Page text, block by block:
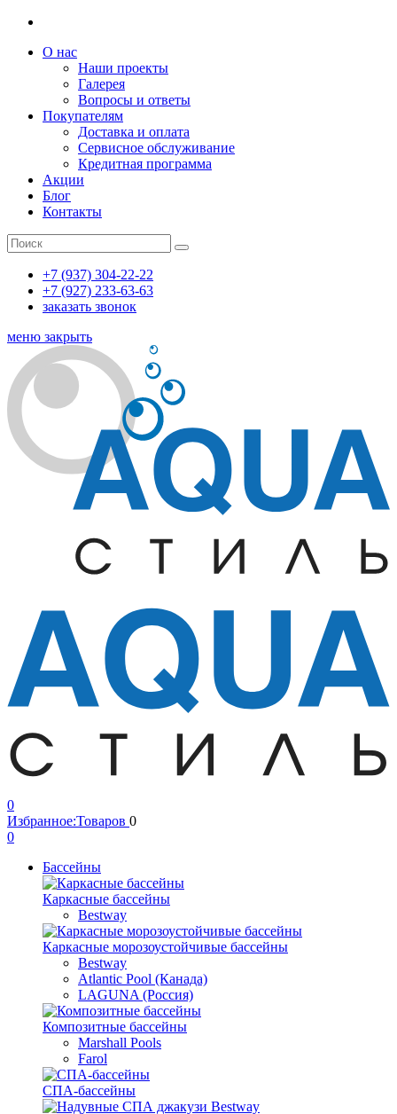
О нас
Наши проекты
Галерея
Вопросы и ответы
Покупателям
Доставка и оплата
Сервисное обслуживание
Кредитная программа
Акции
Блог
Контакты
+7 (937) 304-22-22
+7 (927) 233-63-63
заказать звонок
меню закрыть
0
Избранное:Товаров 0
0
Бассейны
Каркасные бассейны
Bestway
Каркасные морозоустойчивые бассейны
Bestway
Atlantic Pool (Канада)
LAGUNA (Россия)
Композитные бассейны
Marshall Pools
Farol
СПА-бассейны